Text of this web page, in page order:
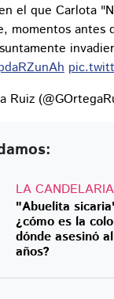
el que Carlota
momentos antes
LA
"Abuelita
¿cómo es la
dónde asesinó
años?